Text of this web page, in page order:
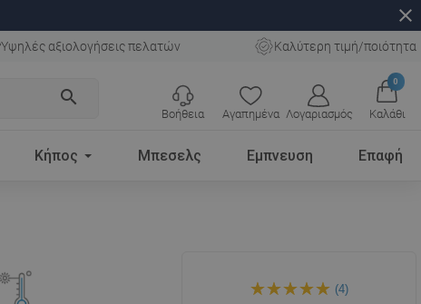
close
Υψηλές αξιολογήσεις πελατών Καλύτερη τιμή/ποιότητα
search
Αγαπημένα Λογαριασμός
0
Καλάθι
Βοήθεια
Κήπος Μπεσελς Εμπνευση Επαφή
Mexen Slim κεφαλή ντους 30
x 30 εκ, λευκή - 79130-20
(4)